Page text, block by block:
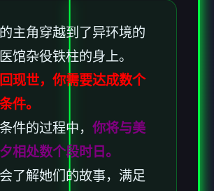
主角穿越到了异环境的
馆杂役铁柱的身上。
现世，你需要达成数个
件。
件的过程中， 你将与美
相处数个段时日。
了解她们的故事，满足